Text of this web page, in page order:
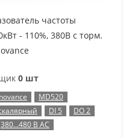
частоты
- 110%, 380В с торм.
0 шт
MD520
DI 5
DO 2
380…480 В AC